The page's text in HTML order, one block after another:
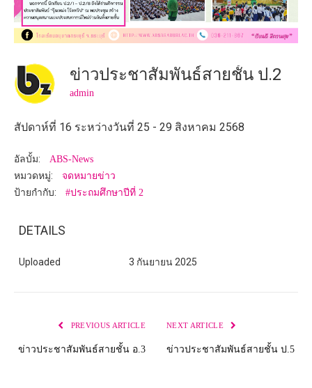
ข่าวประชาสัมพันธ์สายชั้น ป.2
admin
สัปดาห์ที่ 16 ระหว่างวันที่ 25 - 29 สิงหาคม 2568
อัลบั้ม: ABS-News
หมวดหมู่: จดหมายข่าว
ป้ายกำกับ: #ประถมศึกษาปีที่ 2
DETAILS
Uploaded 3 กันยายน 2025
PREVIOUS ARTICLE
ข่าวประชาสัมพันธ์สายชั้น อ.3
NEXT ARTICLE
ข่าวประชาสัมพันธ์สายชั้น ป.5